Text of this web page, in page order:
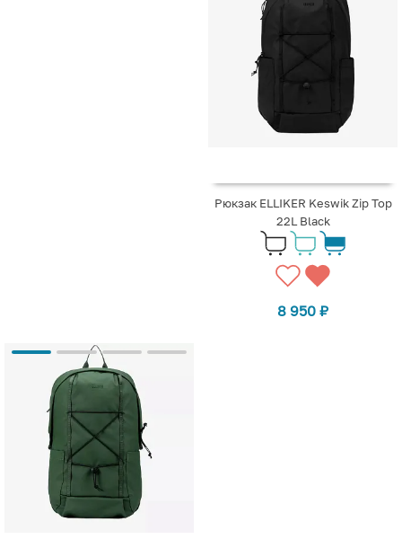
Рюкзак ELLIKER Keswik Zip Top
22L Black
8 950 ₽